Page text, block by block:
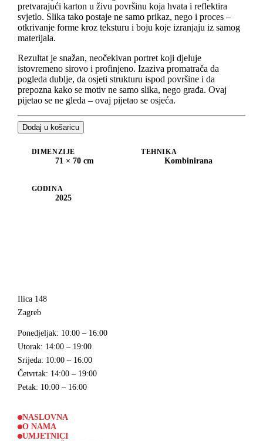
pretvarajući karton u živu površinu koja hvata i reflektira
svjetlo. Slika tako postaje ne samo prikaz, nego i proces –
otkrivanje forme kroz teksturu i boju koje izranjaju iz samog
materijala.
Rezultat je snažan, neočekivan portret koji djeluje
istovremeno sirovo i profinjeno. Izaziva promatrača da
pogleda dublje, da osjeti strukturu ispod površine i da
prepozna kako se motiv ne samo slika, nego građa. Ovaj
pijetao se ne gleda – ovaj pijetao se osjeća.
Dodaj u košaricu
DIMENZIJE
71 × 70 cm
TEHNIKA
Kombinirana
GODINA
2025
Ilica 148
Zagreb
Ponedjeljak: 10:00 – 16:00
Utorak: 14:00 – 19:00
Srijeda: 10:00 – 16:00
Četvrtak: 14:00 – 19:00
Petak: 10:00 – 16:00
NASLOVNA
O NAMA
UMJETNICI